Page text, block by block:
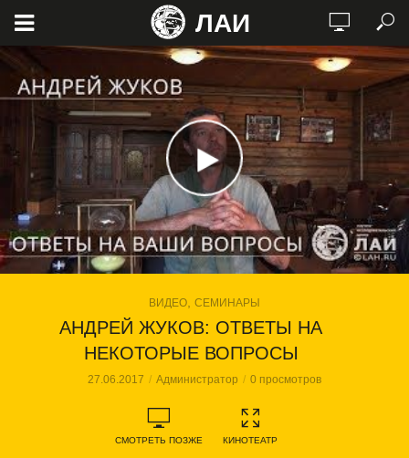
ЛАИ
ВИДЕО СЕМИНАРЫ
АНДРЕЙ ЖУКОВ: ОТВЕТЫ НА
НЕКОТОРЫЕ ВОПРОСЫ
27.06.2017 Администратор 0 просмотров
СМОТРЕТЬ ПОЗЖЕ КИНОТЕАТР